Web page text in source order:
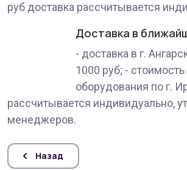
руб доставка рассчитывается
Доставка в
- доставка в г.
1000 руб; -
оборудования по г.
рассчитывается индивидуально,
менеджеров.
Назад